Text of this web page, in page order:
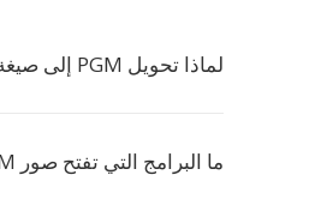
لماذا تحويل PGM إلى صيغة مختلفة؟
ما البرامج التي تفتح صور PGM؟